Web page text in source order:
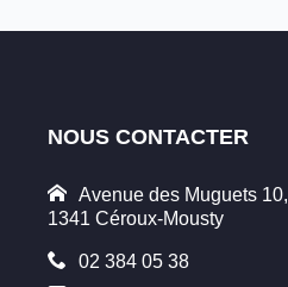
NOUS CONTACTER
Avenue des Muguets 10,
1341 Céroux-Mousty
02 384 05 38